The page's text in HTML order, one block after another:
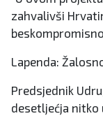
zahvalivši
Lapenda:
Predsjednik
desetljećja nitko